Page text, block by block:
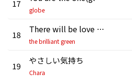
17
globe
18 There will be love there -愛のある場所-
the brilliant green
19 やさしい気持ち
Chara